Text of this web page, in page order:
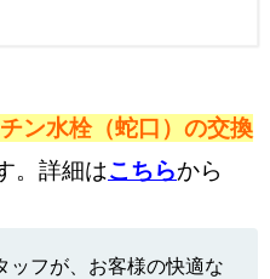
ン水栓（蛇口）の交換
。詳細はこちらから
ッフが、お客様の快適な